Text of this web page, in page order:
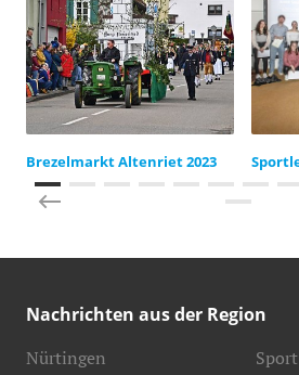
Brezelmarkt Altenriet 2023
Nachrichten aus der Region
Nürtingen
Sport